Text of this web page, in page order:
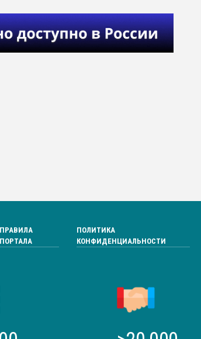
ПРАВИЛА
ПОРТАЛА
ПОЛИТИКА
КОНФИДЕНЦИАЛЬНОСТИ